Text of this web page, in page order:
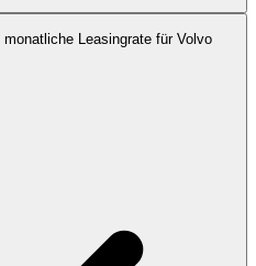
Leasingrate für Volvo